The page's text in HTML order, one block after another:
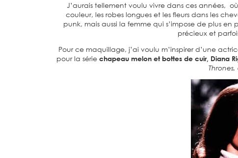
J’aurais tellement voulu vivre dans ces années,
couleur, les robes longues et les fleurs dans les
punk, mais aussi la femme qui s’impose de plus
précieux et
Pour ce maquillage, j’ai voulu m’inspirer d’une
pour la série chapeau melon et bottes de cuir, Diana